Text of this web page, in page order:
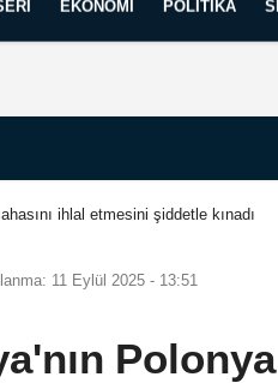
EKONOMI POLITIKA
ihlal etmesini şiddetle kınadı
11 Eylül 2025 - 13:51
Polonya